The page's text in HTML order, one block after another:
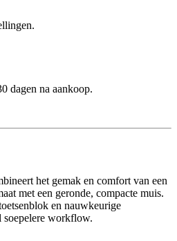
dagen na aankoop.
het gemak en comfort van een
met een geronde, compacte muis.
en nauwkeurige
soepelere workflow.